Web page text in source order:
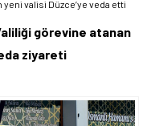
yeni valisi Düzce’ye veda etti
görevine atanan
ziyareti